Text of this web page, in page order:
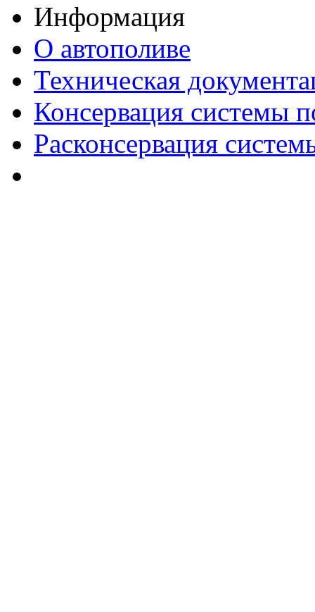
Информация
О автополиве
Техническая
Консервация системы
Расконсервация